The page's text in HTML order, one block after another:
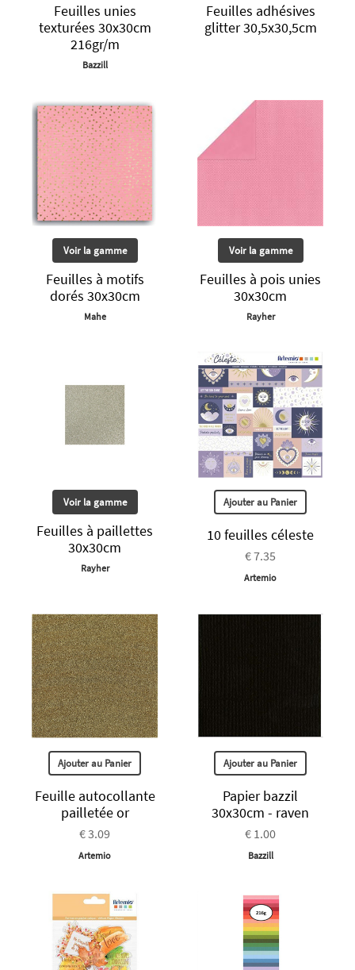
Feuilles unies
texturées 30x30cm
216gr/m
Bazzill
Feuilles adhésives
glitter 30,5x30,5cm
Voir la gamme
Feuilles à motifs
dorés 30x30cm
Mahe
Voir la gamme
Feuilles à pois unies
30x30cm
Rayher
Voir la gamme
Feuilles à paillettes
30x30cm
Rayher
Ajouter au Panier
10 feuilles céleste
€ 7.35
Artemio
Ajouter au Panier
Feuille autocollante
pailletée or
€ 3.09
Artemio
Ajouter au Panier
Papier bazzil
30x30cm - raven
€ 1.00
Bazzill